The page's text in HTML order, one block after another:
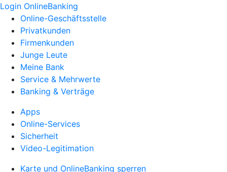
Login OnlineBanking
Online-Geschäftsstelle
Privatkunden
Firmenkunden
Junge Leute
Meine Bank
Service & Mehrwerte
Banking & Verträge
Apps
Online-Services
Sicherheit
Video-Legitimation
Karte und OnlineBanking sperren